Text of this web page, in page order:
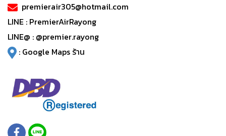
premierair305@hotmail.com
LINE : PremierAirRayong
LINE@ : @premier.rayong
: Google Maps ร้าน